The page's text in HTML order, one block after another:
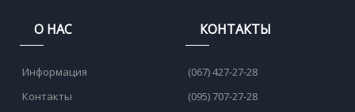
О НАС
Информация
Контакты
КОНТАКТЫ
(067) 427-27-28
(095) 707-27-28